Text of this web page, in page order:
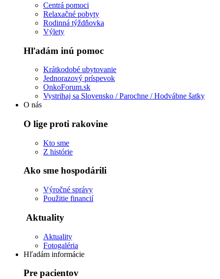
Centrá pomoci
Relaxačné pobyty
Rodinná týždňovka
Výlety
Hľadám inú pomoc
Krátkodobé ubytovanie
Jednorazový príspevok
OnkoForum.sk
Vystrihaj sa Slovensko / Parochne / Hodvábne šatky
O nás
O lige proti rakovine
Kto sme
Z histórie
Ako sme hospodárili
Výročné správy
Použitie financií
Aktuality
Aktuality
Fotogaléria
Hľadám informácie
Pre pacientov